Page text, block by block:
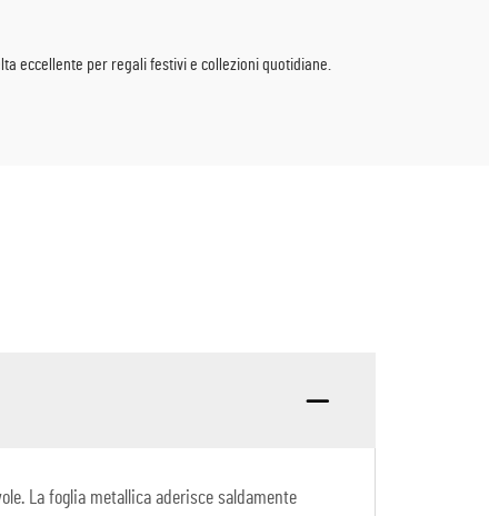
eccellente per regali festivi e collezioni quotidiane.
La foglia metallica aderisce saldamente